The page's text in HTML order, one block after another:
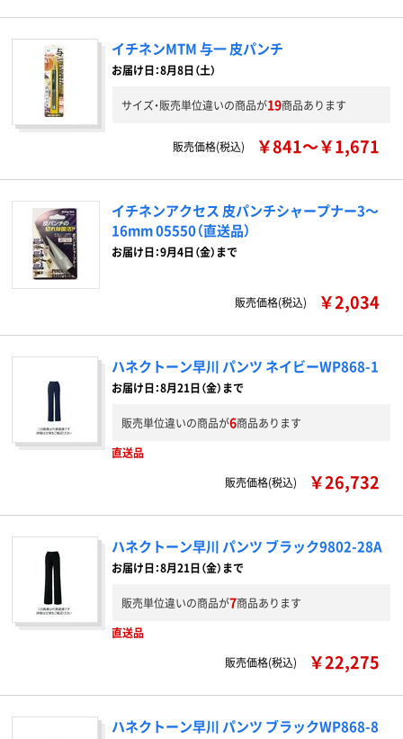
イチネンMTM 与一 皮パンチ
お届け日：8月8日（土）
サイズ・販売単位違いの商品が19商品あります
販売価格(税込) ￥841～￥1,671
イチネンアクセス 皮パンチシャープナー3～
16mm 05550（直送品）
お届け日：9月4日（金）まで
販売価格(税込) ￥2,034
ハネクトーン早川 パンツ ネイビーWP868-1
お届け日：8月21日（金）まで
販売単位違いの商品が6商品あります
直送品
販売価格(税込)
￥26,732
ハネクトーン早川 パンツ ブラック9802-28A
お届け日：8月21日（金）まで
販売単位違いの商品が7商品あります
直送品
販売価格(税込)
￥22,275
ハネクトーン早川 パンツ ブラックWP868-8